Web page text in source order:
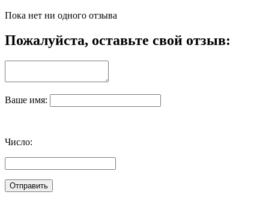
Пока нет ни одного отзыва
Пожалуйста, оставьте свой отзыв:
Ваше имя:
Число: